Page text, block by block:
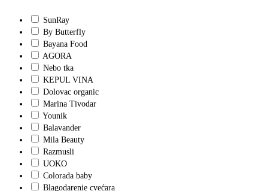
SunRay
By Butterfly
Bayana Food
AGORA
Nebo tka
KEPUL VINA
Dolovac organic
Marina Tivodar
Younik
Balavander
Mila Beauty
Razmusli
UOKO
Colorada baby
Blagodarenie cvećara